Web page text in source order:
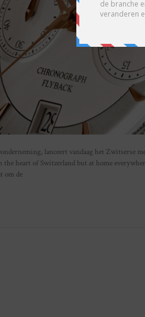
lanceert vandaag het Zwitserse
the heart of Switzerland but at home
om de